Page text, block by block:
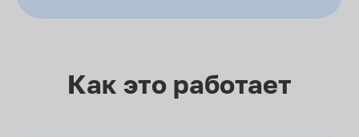
Как это работает